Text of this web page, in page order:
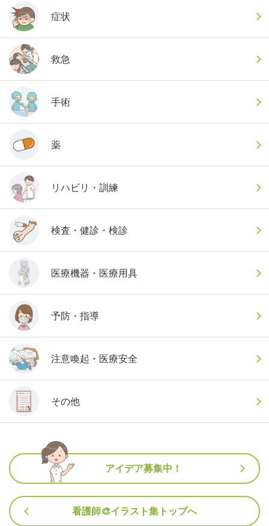
症状
救急
手術
薬
リハビリ・訓練
検査・健診・検診
医療機器・医療用具
予防・指導
注意喚起・医療安全
その他
アイデア募集中！
看護師🎨イラスト集トップへ